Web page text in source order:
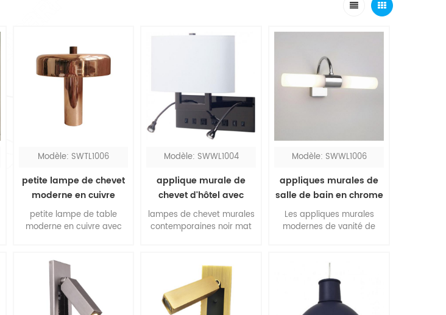
Modèle: SWTL1006
petite lampe de chevet
moderne en cuivre
petite lampe de table
moderne en cuivre avec
elle est entièrement en
métal, un matériau et un
design tendance. le fleuron
en bois de noyer embellit
Modèle: SWWL1004
applique murale de
chevet d'hôtel avec
lampes de lecture
lampes de chevet murales
contemporaines noir mat
une paire, est le meilleur
ramasser pour les
chambres queen. les
lampes de lecture à led
Modèle: SWWL1006
appliques murales de
salle de bain en chrome
poli sur miroir
Les appliques murales
modernes de vanité de
du miroir pour ajouter plus
d'éclairage. le verre
tubulaire est fixé dans le
métal chromé incurvé. il